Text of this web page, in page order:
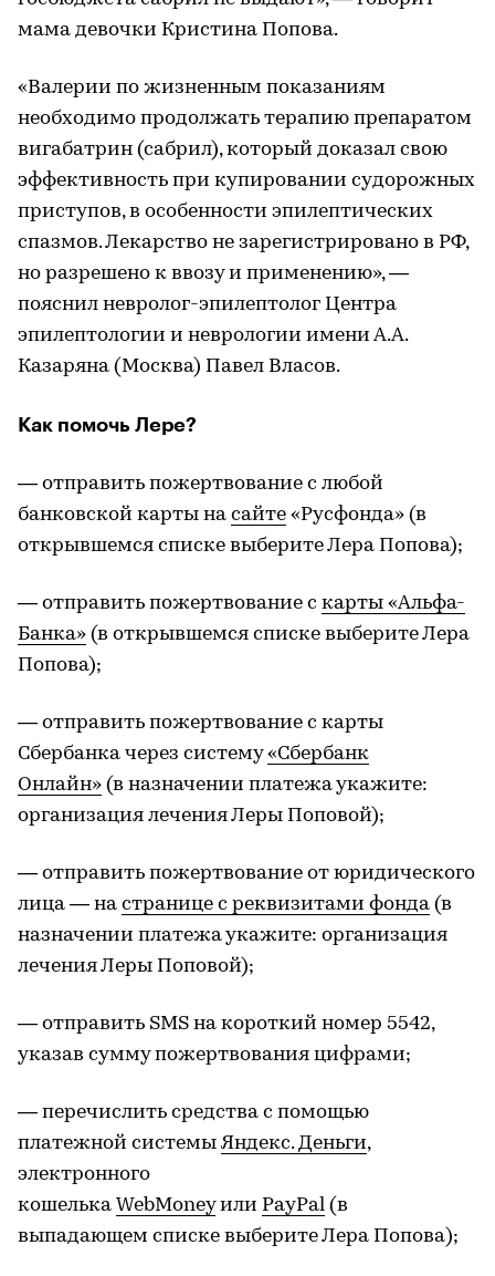
мама девочки Кристина Попова.
«Валерии по жизненным показаниям
необходимо продолжать терапию препаратом
вигабатрин (сабрил), который доказал свою
эффективность при купировании судорожных
приступов, в особенности эпилептических
спазмов. Лекарство не зарегистрировано в РФ,
но разрешено к ввозу и применению», —
пояснил невролог-эпилептолог Центра
эпилептологии и неврологии имени А.А.
Казаряна (Москва) Павел Власов.
Как помочь Лере?
— отправить пожертвование с любой
банковской карты на сайте «Русфонда» (в
открывшемся списке выберите Лера Попова);
— отправить пожертвование с карты «Альфа-
Банка» (в открывшемся списке выберите Лера
Попова);
— отправить пожертвование с карты
Сбербанка через систему«Сбербанк
Онлайн» (в назначении платежа укажите:
организация лечения Леры Поповой);
— отправить пожертвование от юридического
лица — на странице с реквизитами фонда (в
назначении платежа укажите: организация
лечения Леры Поповой);
— отправить SMS на короткий номер 5542,
указав сумму пожертвования цифрами;
— перечислить средства с помощью
платежной системыЯндекс. Деньги,
электронного
кошелька WebMoneyили PayPal (в
выпадающем списке выберите Лера Попова);